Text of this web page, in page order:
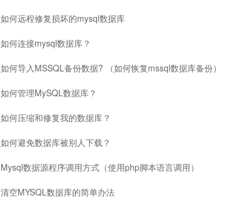
如何远程修复损坏的mysql数据库
如何连接mysql数据库？
如何导入MSSQL备份数据? （如何恢复mssql数据库备份）
如何管理MySQL数据库？
如何压缩和修复我的数据库？
如何避免数据库被别人下载？
Mysql数据源程序调用方式（使用php脚本语言调用）
清空MYSQL数据库的简单办法